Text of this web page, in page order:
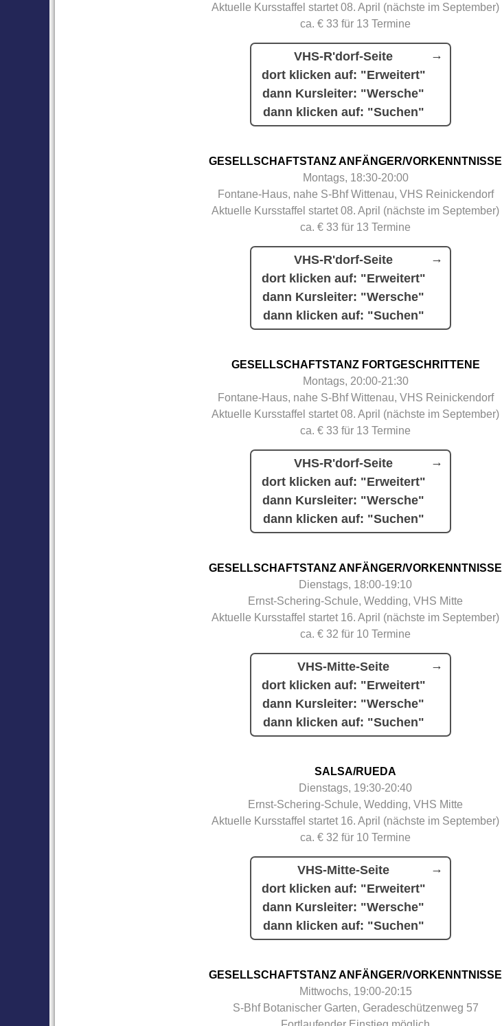
Aktuelle Kursstaffel startet 08. April (nächste im September)
ca. € 33 für 13 Termine
VHS-R'dorf-Seite
dort klicken auf: "Erweitert"
dann Kursleiter: "Wersche"
dann klicken auf: "Suchen"
GESELLSCHAFTSTANZ ANFÄNGER/VORKENNTNISSE
Montags, 18:30-20:00
Fontane-Haus, nahe S-Bhf Wittenau, VHS Reinickendorf
Aktuelle Kursstaffel startet 08. April (nächste im September)
ca. € 33 für 13 Termine
VHS-R'dorf-Seite
dort klicken auf: "Erweitert"
dann Kursleiter: "Wersche"
dann klicken auf: "Suchen"
GESELLSCHAFTSTANZ FORTGESCHRITTENE
Montags, 20:00-21:30
Fontane-Haus, nahe S-Bhf Wittenau, VHS Reinickendorf
Aktuelle Kursstaffel startet 08. April (nächste im September)
ca. € 33 für 13 Termine
VHS-R'dorf-Seite
dort klicken auf: "Erweitert"
dann Kursleiter: "Wersche"
dann klicken auf: "Suchen"
GESELLSCHAFTSTANZ ANFÄNGER/VORKENNTNISSE
Dienstags, 18:00-19:10
Ernst-Schering-Schule, Wedding, VHS Mitte
Aktuelle Kursstaffel startet 16. April (nächste im September)
ca. € 32 für 10 Termine
VHS-Mitte-Seite
dort klicken auf: "Erweitert"
dann Kursleiter: "Wersche"
dann klicken auf: "Suchen"
SALSA/RUEDA
Dienstags, 19:30-20:40
Ernst-Schering-Schule, Wedding, VHS Mitte
Aktuelle Kursstaffel startet 16. April (nächste im September)
ca. € 32 für 10 Termine
VHS-Mitte-Seite
dort klicken auf: "Erweitert"
dann Kursleiter: "Wersche"
dann klicken auf: "Suchen"
GESELLSCHAFTSTANZ ANFÄNGER/VORKENNTNISSE
Mittwochs, 19:00-20:15
S-Bhf Botanischer Garten, Geradeschützenweg 57